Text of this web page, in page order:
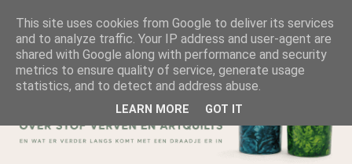
This site uses cookies from Google to deliver its services
and to analyze traffic. Your IP address and user-agent are
shared with Google along with performance and security
metrics to ensure quality of service, generate usage
statistics, and to detect and address abuse.
LEARN MORE GOT IT